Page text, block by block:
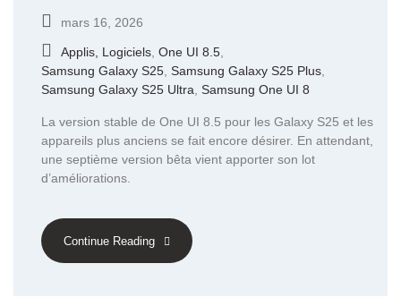
mars 16, 2026
Applis, Logiciels One UI 8.5
Samsung Galaxy S25 Samsung Galaxy S25 Plus
Samsung Galaxy S25 Ultra Samsung One UI 8
La version stable de One UI 8.5 pour les Galaxy S25 et les
appareils plus anciens se fait encore désirer. En attendant,
une septième version bêta vient apporter son lot
d’améliorations.
Continue Reading